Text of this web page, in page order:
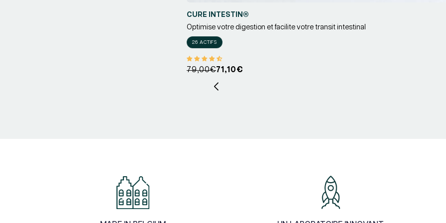
CURE INTESTIN®
Optimise votre digestion et facilite votre transit intestinal
Fournisseur :
26 ACTIFS
Prix
Prix
promotionnel
79,00€71,10€